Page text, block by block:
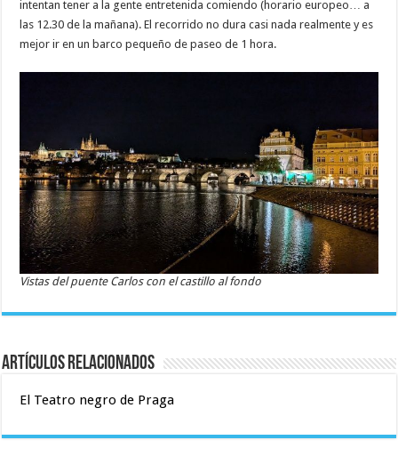
intentan tener a la gente entretenida comiendo (horario europeo… a
las 12.30 de la mañana). El recorrido no dura casi nada realmente y es
mejor ir en un barco pequeño de paseo de 1 hora.
Vistas del puente Carlos con el castillo al fondo
Artículos relacionados
El Teatro negro de Praga